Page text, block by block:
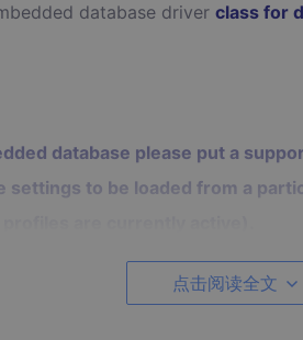
database driver class for
database please put a
settings to be loaded from a
点击阅读全文